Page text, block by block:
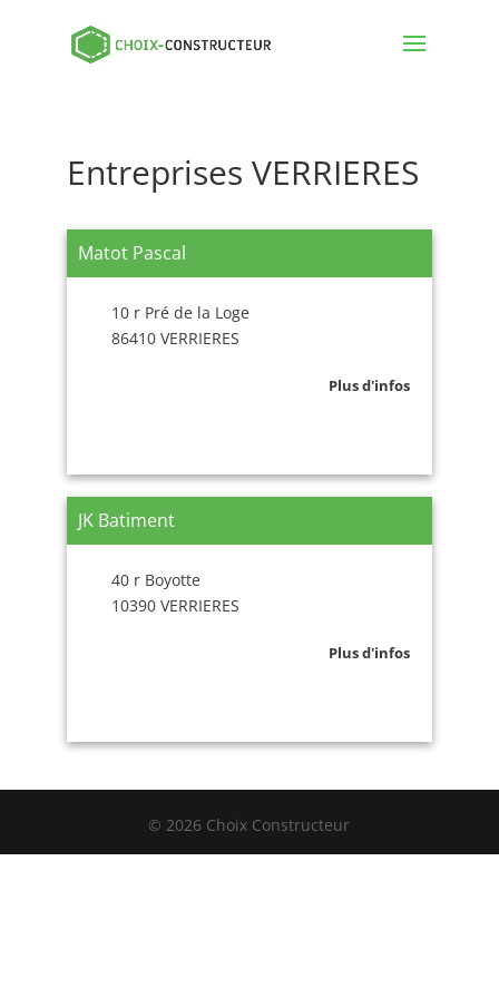
Entreprises VERRIERES
Matot Pascal
10 r Pré de la Loge
86410 VERRIERES
Plus d'infos
JK Batiment
40 r Boyotte
10390 VERRIERES
Plus d'infos
© 2026 Choix Constructeur